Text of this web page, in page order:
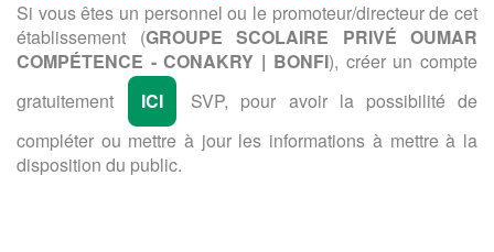
Si vous êtes un personnel ou le promoteur/directeur de cet
établissement (GROUPE SCOLAIRE PRIVÉ OUMAR
COMPÉTENCE - CONAKRY | BONFI), créer un compte
gratuitement
ICI
SVP, pour avoir la possibilité de
compléter ou mettre à jour les informations à mettre à la
disposition du public.